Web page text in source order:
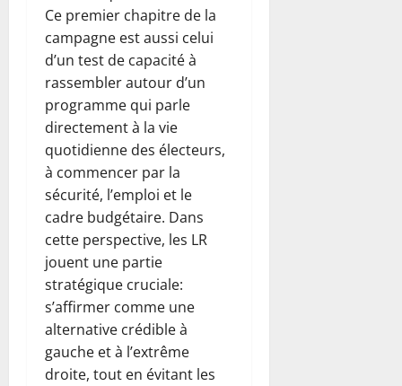
Ce premier chapitre de la
campagne est aussi celui
d’un test de capacité à
rassembler autour d’un
programme qui parle
directement à la vie
quotidienne des électeurs,
à commencer par la
sécurité, l’emploi et le
cadre budgétaire. Dans
cette perspective, les LR
jouent une partie
stratégique cruciale:
s’affirmer comme une
alternative crédible à
gauche et à l’extrême
droite, tout en évitant les